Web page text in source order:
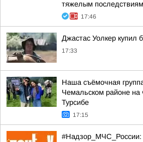
тяжелым последствиям
17:46
Джастас Уолкер купил
17:33
Наша съёмочная
Чемальском районе на
Турсибе
17:15